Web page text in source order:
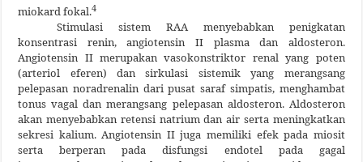
miokard fokal.4
Stimulasi sistem RAA menyebabkan penigkatan
konsentrasi renin, angiotensin II plasma dan aldosteron.
Angiotensin II merupakan vasokonstriktor renal yang poten
(arteriol eferen) dan sirkulasi sistemik yang merangsang
pelepasan noradrenalin dari pusat saraf simpatis, menghambat
tonus vagal dan merangsang pelepasan aldosteron. Aldosteron
akan menyebabkan retensi natrium dan air serta meningkatkan
sekresi kalium. Angiotensin II juga memiliki efek pada miosit
serta berperan pada disfungsi endotel pada gagal